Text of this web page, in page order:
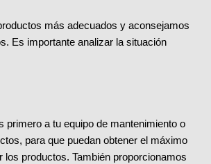
más adecuados y aconsejamos
Es importante analizar la situación
primero a tu equipo de mantenimiento o
para que puedan obtener el máximo
productos. También proporcionamos